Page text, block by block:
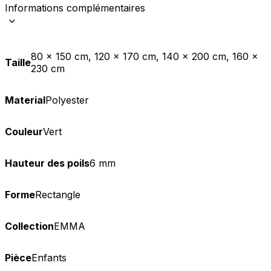
Informations complémentaires
Taille80 x 150 cm, 120 x 170 cm, 140 x 200 cm, 160 x
230 cm
MaterialPolyester
CouleurVert
Hauteur des poils6 mm
FormeRectangle
CollectionEMMA
PièceEnfants